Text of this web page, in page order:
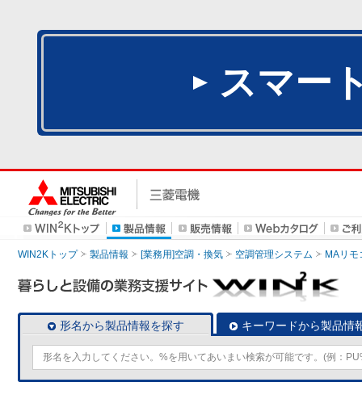
スマー
WIN2Kトップ 製品情報 [業務用]空調・換気 空調管理システム MAリモ
形名から製品情報を探す キーワードから製品情